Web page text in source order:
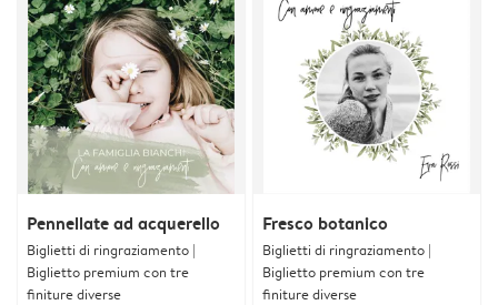
Pennellate ad acquerello
Biglietti di ringraziamento |
Biglietto premium con tre
finiture diverse
Fresco botanico
Biglietti di ringraziamento |
Biglietto premium con tre
finiture diverse